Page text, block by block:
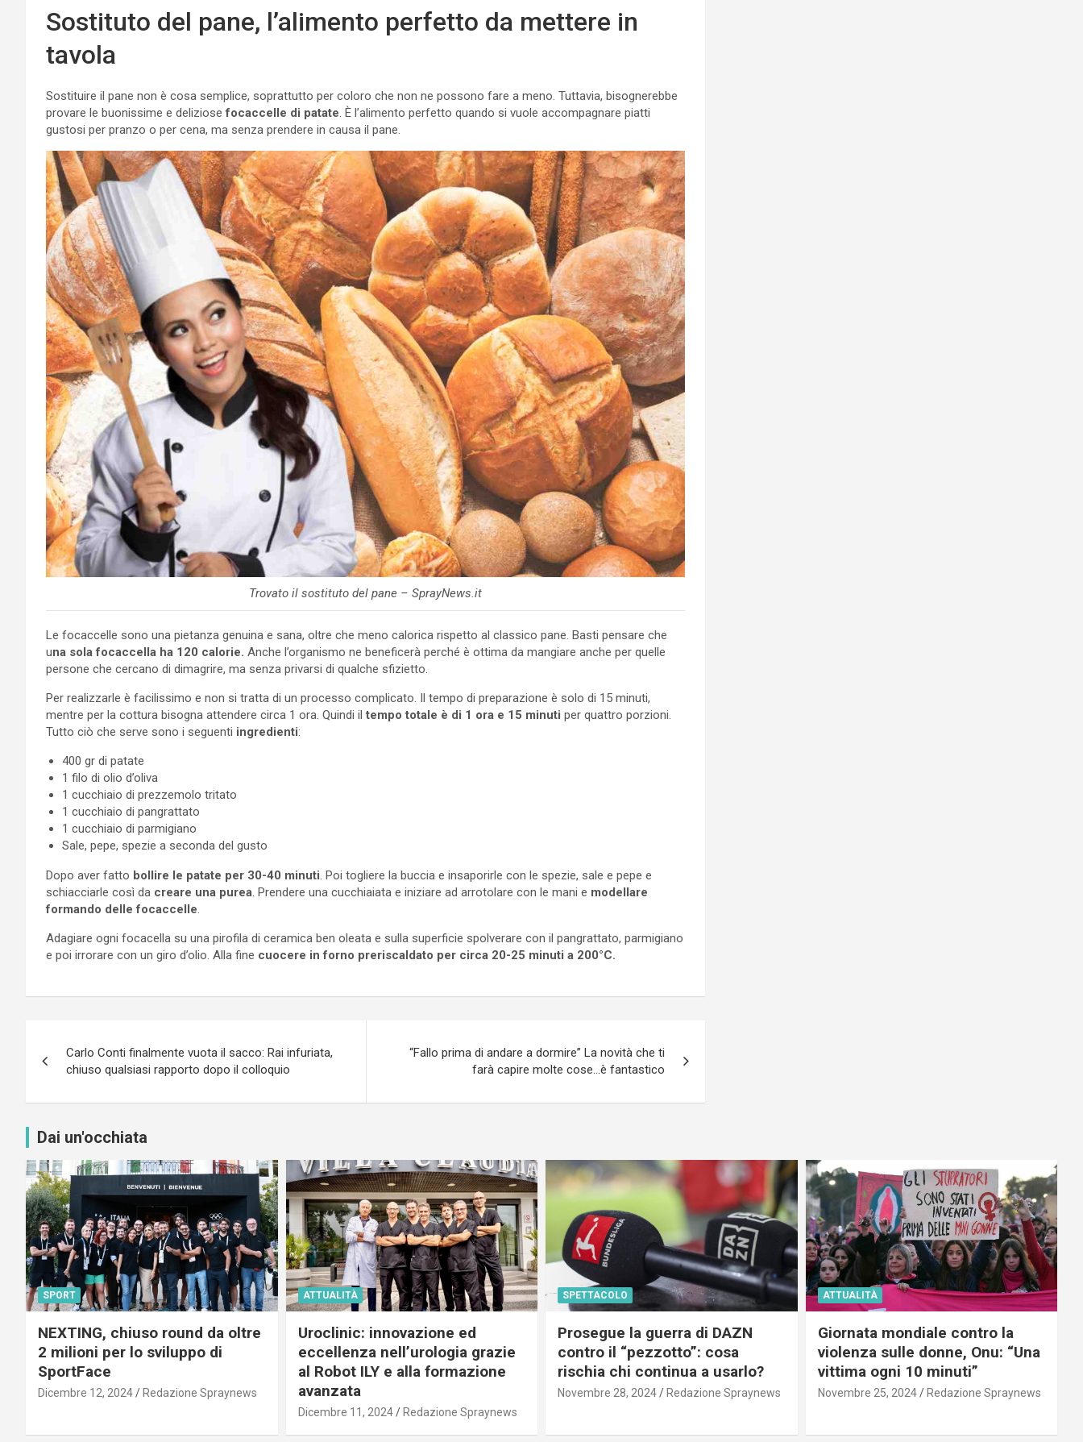
Sostituto del pane, l’alimento perfetto da mettere in
tavola
Sostituire il pane non è cosa semplice, soprattutto per coloro che non ne possono fare a meno. Tuttavia, bisognerebbe
provare le buonissime e deliziosefocaccelle di patate. È l’alimento perfetto quando si vuole accompagnare piatti
gustosi per pranzo o per cena, ma senza prendere in causa il pane.
Trovato il sostituto del pane – SprayNews.it
Le focaccelle sono una pietanza genuina e sana, oltre che meno calorica rispetto al classico pane. Basti pensare che
una sola focaccella ha 120 calorie. Anche l’organismo ne beneficerà perché è ottima da mangiare anche per quelle
persone che cercano di dimagrire, ma senza privarsi di qualche sfizietto.
Per realizzarle è facilissimo e non si tratta di un processo complicato. Il tempo di preparazione è solo di 15 minuti,
mentre per la cottura bisogna attendere circa 1 ora. Quindi iltempo totale è di 1 ora e 15 minuti per quattro porzioni.
Tutto ciò che serve sono i seguenti ingredienti:
400 gr di patate
1 filo di olio d’oliva
1 cucchiaio di prezzemolo tritato
1 cucchiaio di pangrattato
1 cucchiaio di parmigiano
Sale, pepe, spezie a seconda del gusto
Dopo aver fatto bollire le patate per 30-40 minuti. Poi togliere la buccia e insaporirle con le spezie, sale e pepe e
schiacciarle così da creare una purea. Prendere una cucchiaiata e iniziare ad arrotolare con le mani e modellare
formando delle focaccelle.
Adagiare ogni focacella su una pirofila di ceramica ben oleata e sulla superficie spolverare con il pangrattato, parmigiano
e poi irrorare con un giro d’olio. Alla fine cuocere in forno preriscaldato per circa 20-25 minuti a 200°C.
articoli
Carlo Conti finalmente vuota il sacco: Rai infuriata,
chiuso qualsiasi rapporto dopo il colloquio
“Fallo prima di andare a dormire” La novità che ti
farà capire molte cose…è fantastico
Dai un'occhiata
SPORT
NEXTING, chiuso round da oltre
2 milioni per lo sviluppo di
SportFace
Dicembre 12, 2024 Redazione Spraynews
ATTUALITÀ
Uroclinic: innovazione ed
eccellenza nell’urologia grazie
al Robot ILY e alla formazione
avanzata
Dicembre 11, 2024 Redazione Spraynews
SPETTACOLO
Prosegue la guerra di DAZN
contro il “pezzotto”: cosa
rischia chi continua a usarlo?
Novembre 28, 2024 Redazione Spraynews
ATTUALITÀ
Giornata mondiale contro la
violenza sulle donne, Onu: “Una
vittima ogni 10 minuti”
Novembre 25, 2024 Redazione Spraynews